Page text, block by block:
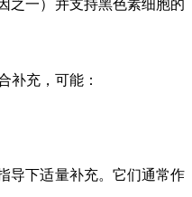
之一）并支持黑色素细胞的
充，可能：
导下适量补充。它们通常作